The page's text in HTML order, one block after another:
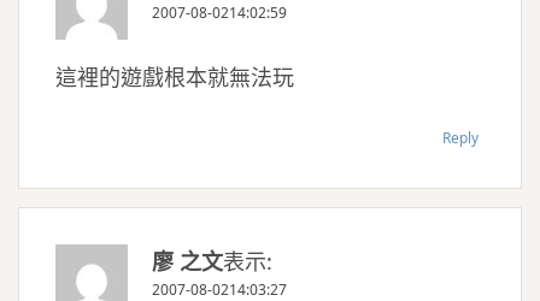
2007-08-0214:02:59
這裡的遊戲根本就無法玩
Reply
廖 之文表示:
2007-08-0214:03:27